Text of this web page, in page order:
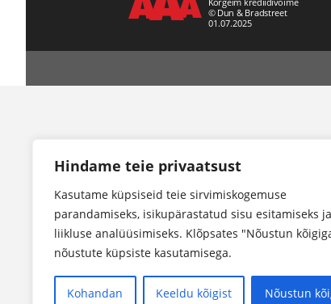
Hindame teie privaatsust
Kasutame küpsiseid teie sirvimiskogemuse
parandamiseks, isikupärastatud sisu esitamiseks ja
liikluse analüüsimiseks. Klõpsates "Nõustun
nõustute küpsiste kasutamisega.
Kohandan Keeldu kõigist Nõustun